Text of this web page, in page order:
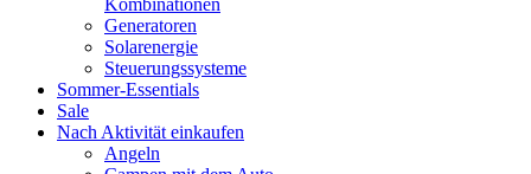
Kombinationen
Generatoren
Solarenergie
Steuerungssysteme
Sommer-Essentials
Sale
Nach Aktivität einkaufen
Angeln